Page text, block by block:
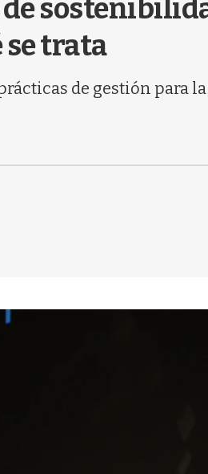
se trata
de gestión para